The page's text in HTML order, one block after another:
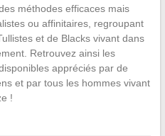
méthodes efficaces mais
ou affinitaires, regroupant
et de Blacks vivant dans
Retrouvez ainsi les
appréciés par de
et par tous les hommes vivant
!